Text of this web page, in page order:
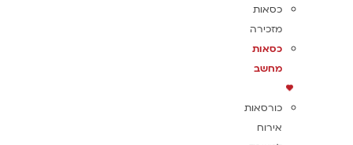
כסאות
מזכירה
כסאות
מחשב
כורסאות
אירוח